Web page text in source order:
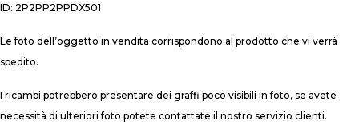
ID: 2P2PP2PPDX501
Le foto dell’oggetto in vendita corrispondono al prodotto che vi verrà
spedito.
I ricambi potrebbero presentare dei graffi poco visibili in foto, se avete
necessità di ulteriori foto potete contattate il nostro servizio clienti.